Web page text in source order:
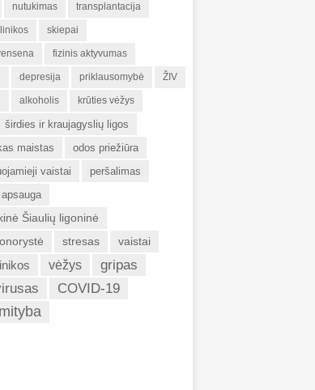
nutukimas transplantacija
skiepai
fizinis aktyvumas
depresija priklausomybė ŽIV
alkoholis krūties vėžys
širdies ir kraujagyslių ligos
maistas
odos priežiūra
vaistai
peršalimas
Šiaulių ligoninė
stresas vaistai
vėžys
gripas
COVID-19